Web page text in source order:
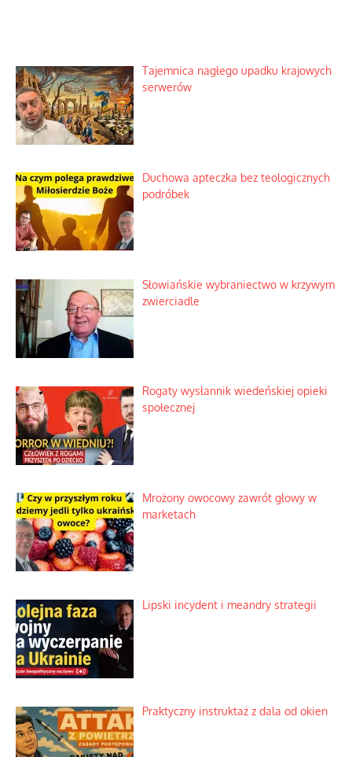
Tajemnica nagłego upadku krajowych
serwerów
Duchowa apteczka bez teologicznych
podróbek
Słowiańskie wybraniectwo w krzywym
zwierciadle
Rogaty wysłannik wiedeńskiej opieki
społecznej
Mrożony owocowy zawrót głowy w
marketach
Lipski incydent i meandry strategii
Praktyczny instruktaż z dala od okien